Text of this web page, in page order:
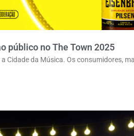
público no The Town 2025
Cidade da Música. Os consumidores,